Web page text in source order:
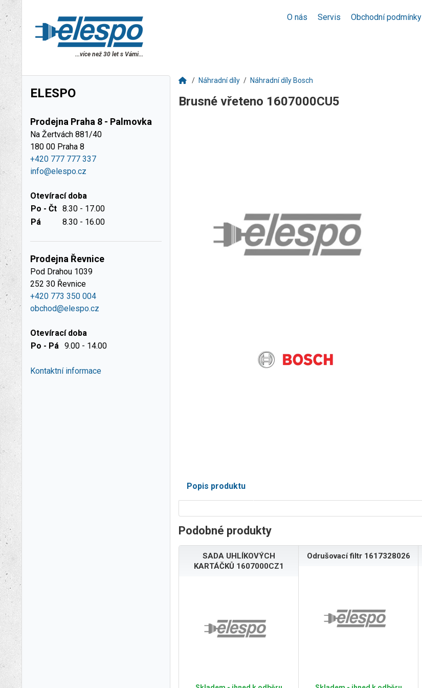
O nás Servis Obchodní podmínky
...více než 30 let s Vámi...
ELESPO
Prodejna Praha 8 - Palmovka
Na Žertvách 881/40
180 00 Praha 8
+420 777 777 337
info@elespo.cz
Otevírací doba
Po - Čt 8.30 - 17.00
Pá
8.30 - 16.00
Prodejna Řevnice
Pod Drahou 1039
252 30 Řevnice
+420 773 350 004
obchod@elespo.cz
Otevírací doba
Po - Pá 9.00 - 14.00
Kontaktní informace
Náhradní díly Náhradní díly Bosch
Brusné vřeteno 1607000CU5
Popis produktu
Podobné produkty
SADA UHLÍKOVÝCH
KARTÁČKŮ 1607000CZ1
Odrušovací filtr 1617328026